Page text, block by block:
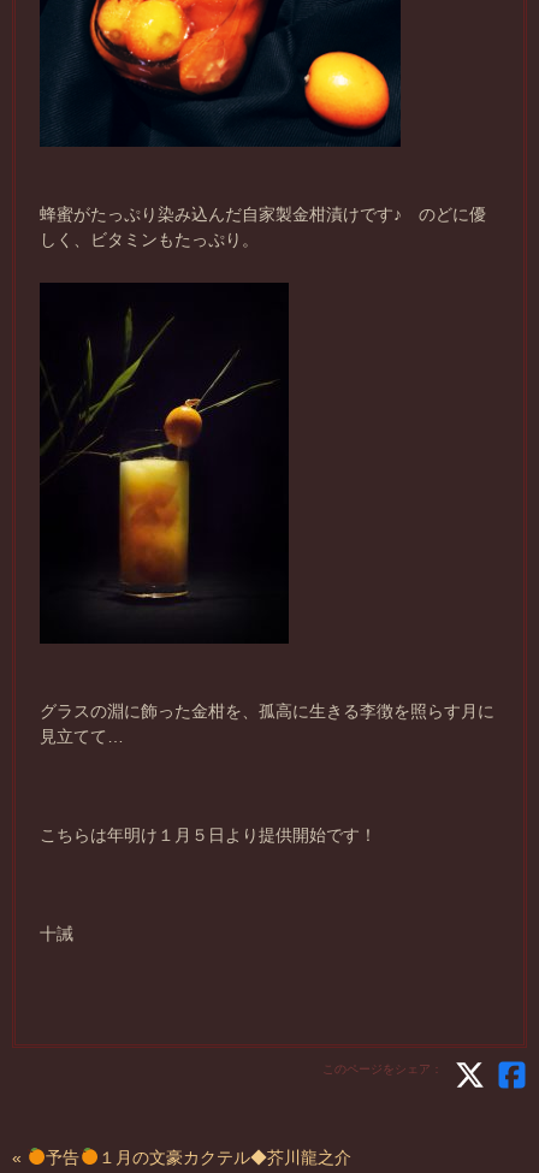
蜂蜜がたっぷり染み込んだ自家製金柑漬けです♪ のどに優
しく、ビタミンもたっぷり。
グラスの淵に飾った金柑を、孤高に生きる李徴を照らす月に
見立てて…
こちらは年明け１月５日より提供開始です！
十誡
このページをシェア：
« 予告 １月の文豪カクテル◆芥川龍之介